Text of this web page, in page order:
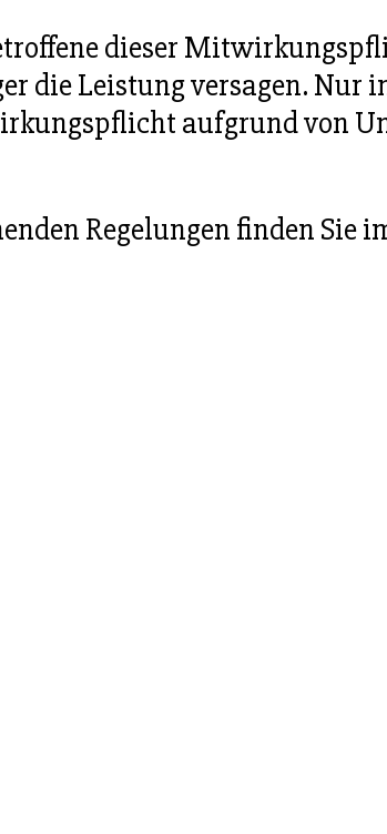
dieser
die Leistung versagen. Nur
aufgrund von
Regelungen finden Sie